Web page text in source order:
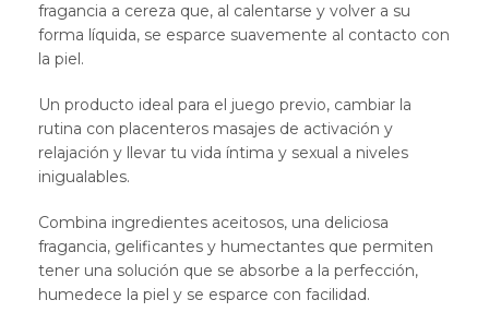
fragancia a cereza que, al calentarse y volver a su
forma líquida, se esparce suavemente al contacto con
la piel.
Un producto ideal para el juego previo, cambiar la
rutina con placenteros masajes de activación y
relajación y llevar tu vida íntima y sexual a niveles
inigualables.
Combina ingredientes aceitosos, una deliciosa
fragancia, gelificantes y humectantes que permiten
tener una solución que se absorbe a la perfección,
humedece la piel y se esparce con facilidad.